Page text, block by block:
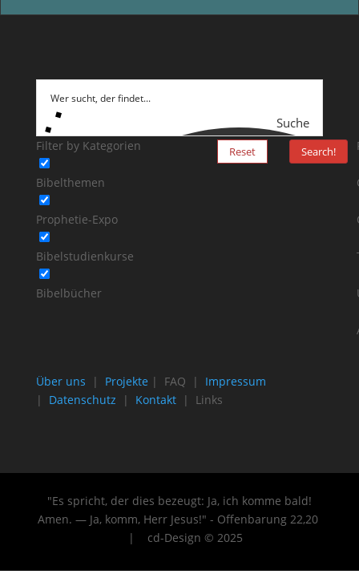
Suche
Filter by Kategorien
Bibelthemen
Prophetie-Expo
Bibelstudienkurse
Bibelbücher
Reset Search!
Über uns | Projekte | FAQ | Impressum
| Datenschutz | Kontakt| Links
"Es spricht, der dies bezeugt: Ja, ich komme bald!
Amen. — Ja, komm, Herr Jesus!" - Offenbarung 22,20
| cd-Design © 2025